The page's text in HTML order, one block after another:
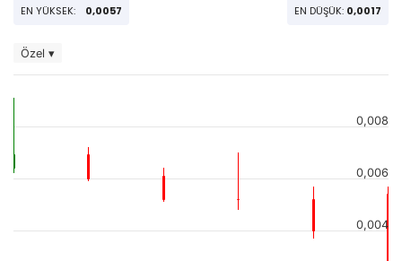
EN YÜKSEK: 0,0057 EN DÜŞÜK: 0,0017
Özel ▾
0,004
0,006
0,008